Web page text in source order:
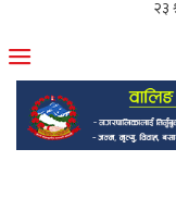
मोफसलकै लोकप्रिय